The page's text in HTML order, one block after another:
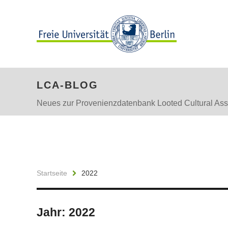
LCA-BLOG
Neues zur Provenienzdatenbank Looted Cultural
Startseite 2022
Jahr: 2022